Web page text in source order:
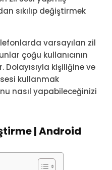
sıkılıp değiştirmek
varsayılan zil
çoğu kullanıcının
kişiliğine ve
kullanmak
nasıl yapabileceğinizi
| Android